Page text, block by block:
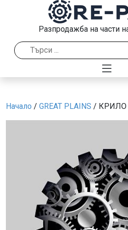
Разпродажба на части
Начало / GREAT PLAINS / КРИЛО